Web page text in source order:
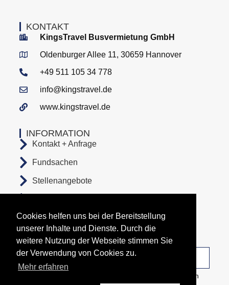
Cookies helfen uns bei der Bereitstellung
unserer Inhalte und Dienste. Durch die
weitere Nutzung der Webseite stimmen Sie
der Verwendung von Cookies zu.
Mehr erfahren
Copyright All Rights Reserved © 2026 Busunternehmen
Unsere Abfahrtsorte
INFORMATION
Kontakt + Anfrage
Fundsachen
Stellenangebote
Datenschutz
KONTAKT
KingsTravel Busvermietung GmbH
Oldenburger Allee 11, 30659 Hannover
+49 511 105 34 778
info@kingstravel.de
www.kingstravel.de